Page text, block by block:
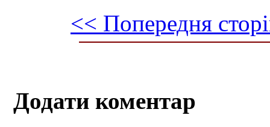
<< Попередня
Додати коментар